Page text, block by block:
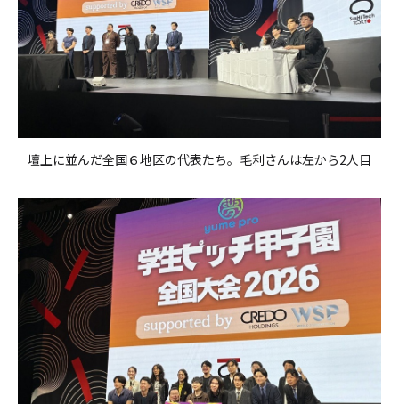
壇上に並んだ全国６地区の代表たち。毛利さんは左から2人目